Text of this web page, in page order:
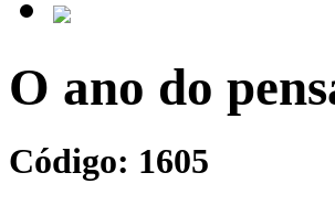
O ano do
Código: 1605